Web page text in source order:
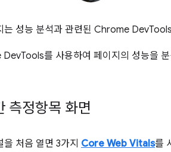
는 성능 분석과 관련된 Chrome
를 사용하여 페이지의 성능을
측정항목 화면
을 처음 열면 3가지 Core Web Vitals를